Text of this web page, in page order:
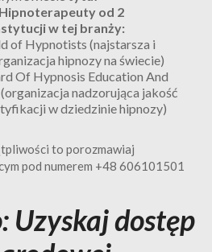
od 2
w tej branży:
of Hypnotists (najstarsza i
hipnozy na świecie)
Of Hypnosis Education And
nadzorująca jakość
w dziedzinie hipnozy)
to porozmawiaj
pod numerem +48 606101501
Uzyskaj dostęp